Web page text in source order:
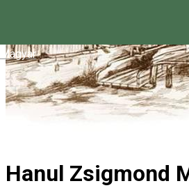
Magyar
Hanul Zsigmond